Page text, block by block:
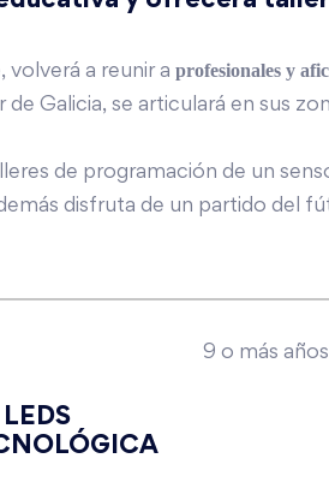
volverá a reunir a profesionales y
Galicia, se articulará en sus
de programación de un
disfruta de un partido del
9 o más años